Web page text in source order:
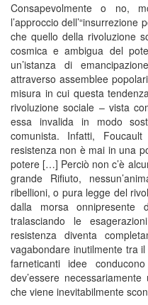
Consapevolmente o no,
l’approccio
che quello della rivoluzione
cosmica e ambigua del
un’istanza di emancipazione
attraverso assemblee
misura in cui questa
rivoluzione sociale – vista
essa invalida in modo
comunista. Infatti,
resistenza non è mai in una
potere […] Perciò non c’è
grande Rifiuto,
ribellioni, o pura legge del
dalla morsa
tralasciando le
resistenza diventa
vagabondare inutilmente tra il
farneticanti idee
dev’essere
che viene inevitabilmente